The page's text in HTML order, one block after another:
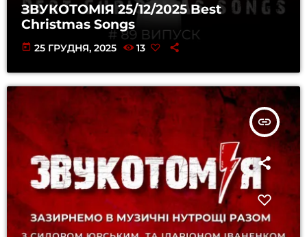
ЗВУКОТОМІЯ 25/12/2025 Best
Christmas Songs
today 25 ГРУДНЯ, 2025 13
insert_link